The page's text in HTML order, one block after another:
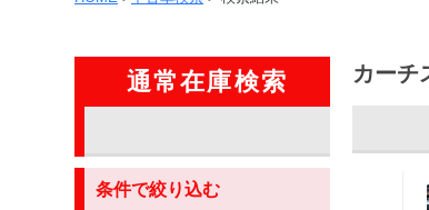
通常在庫検索
条件で絞り込む
カーチ